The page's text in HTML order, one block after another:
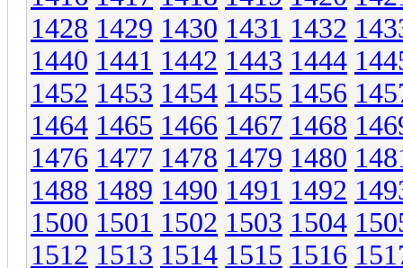
1428 1429 1430 1431 1432
1440 1441 1442 1443 1444
1452 1453 1454 1455 1456
1464 1465 1466 1467 1468
1476 1477 1478 1479 1480
1488 1489 1490 1491 1492
1500 1501 1502 1503 1504
1512 1513 1514 1515 1516